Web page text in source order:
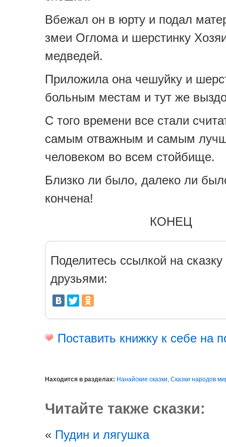
Вбежал он в юрту и подал
змеи Оглома и шерстинку
медведей.
Приложила она чешуйку и
больным местам и тут же
С того времени все стали
самым отважным и самым
человеком во всем стойбище.
Близко ли было, далеко ли
кончена!
КОНЕЦ
Поделитесь ссылкой на сказку
друзьями:
Поставить книжку к себе на
Находится в разделах: Нанайские сказки, Сказки народов
Читайте также сказки:
« Пудин и лягушка